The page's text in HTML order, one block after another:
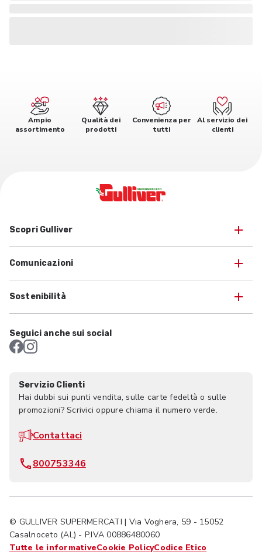
Ampio
assortimento
Qualità dei
prodotti
Convenienza per
tutti
Al servizio dei
clienti
Scopri Gulliver
Comunicazioni
Sostenibilità
Seguici anche sui social
Servizio Clienti
Hai dubbi sui punti vendita, sulle carte fedeltà o sulle
promozioni? Scrivici oppure chiama il numero verde.
Contattaci
800753346
© GULLIVER SUPERMERCATI | Via Voghera, 59 - 15052
Casalnoceto (AL) - P.IVA 00886480060
Tutte le informativeCookie PolicyCodice Etico